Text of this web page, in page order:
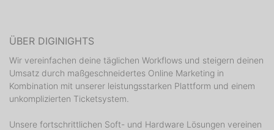
ÜBER DIGINIGHTS
Wir vereinfachen deine täglichen Workflows und steigern deinen
Umsatz durch maßgeschneidertes Online Marketing in
Kombination mit unserer leistungsstarken Plattform und einem
unkomplizierten Ticketsystem.
Unsere fortschrittlichen Soft- und Hardware Lösungen vereinen